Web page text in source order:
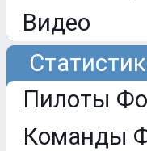
Видео
Пилоты
Команды